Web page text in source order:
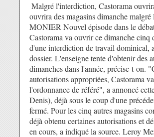
Malgré l'interdiction, Castorama
ouvrira des magasins dimanche
MONIER Nouvel épisode dans le
Castorama va ouvrir ce dimanche cinq
d'une interdiction de travail dominical,
dossier. L'enseigne tente d'obtenir des
dimanches dans l'année, précise-t-on.
autorisations appropriées, Castorama
l'ordonnance de référé", a annoncé
Denis), déjà sous le coup d'une
fermé. Pour les cinq autres magasins
déjà obtenu certaines autorisations et
en cours, a indiqué la source. Leroy